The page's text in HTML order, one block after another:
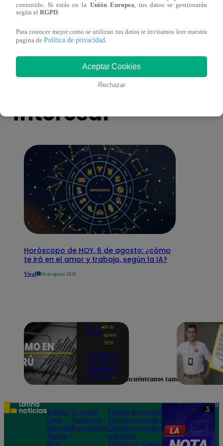
X
ganadora de Yo Soy: Nueva Generación!
También te puede
interesar
Horóscopo de HOY, 6 de agosto: ¿cómo
te irá en el amor y trabajo, según la IA?
Viral 06 de agosto 2026
Te
ayudo
06 de
agosto
2026
Temblor en
Perú hoy, 6
de agosto:
horario y
según IGP
contenido. Si estás en la Unión Europea , tus datos se gestionarán
según el RGPD
Para conocer mejor como se utilizan tus datos te invitamos leer nuestra
pagina de Política de privacidad
Aceptar Cookies
Rechazar
Encuéntranos también en
Política
Lima
Deportes
Mundo
Perú
Te ayudo
Tendencias
Espectáculos
Política de privacidad
Términos y condiciones
Términos y condiciones
aplicación
Términos y Condiciones
Teléfono: 219
Av. San
Felipe 968
Jesús María